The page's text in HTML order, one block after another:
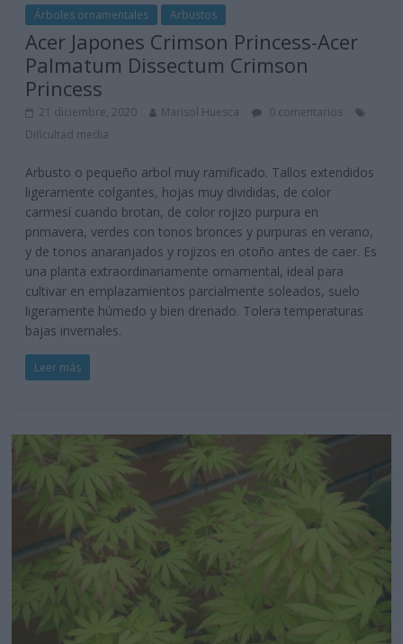
Árboles ornamentales Arbustos
Acer Japones Crimson Princess-Acer
Palmatum Dissectum Crimson
Princess
21 diciembre, 2020 Marisol Huesca
0 comentarios
Dificultad media
Arbusto o pequeño arbol muy ramificado. Tallos extendidos
ligeramente colgantes, hojas muy divididas, de color
carmesí cuando brotan, de color rojizo purpura en
primavera, verdes con tonos bronces y purpuras en verano,
y de tonos anaranjados y rojizos en otoño antes de caer. Es
una planta extraordinariamente ornamental, ideal para
cultivar en emplazamientos parcialmente soleados, suelo
ligeramente húmedo y bien drenado. Tolera temperaturas
bajas invernales.
Leer más